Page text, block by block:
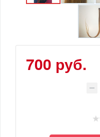
700 руб.